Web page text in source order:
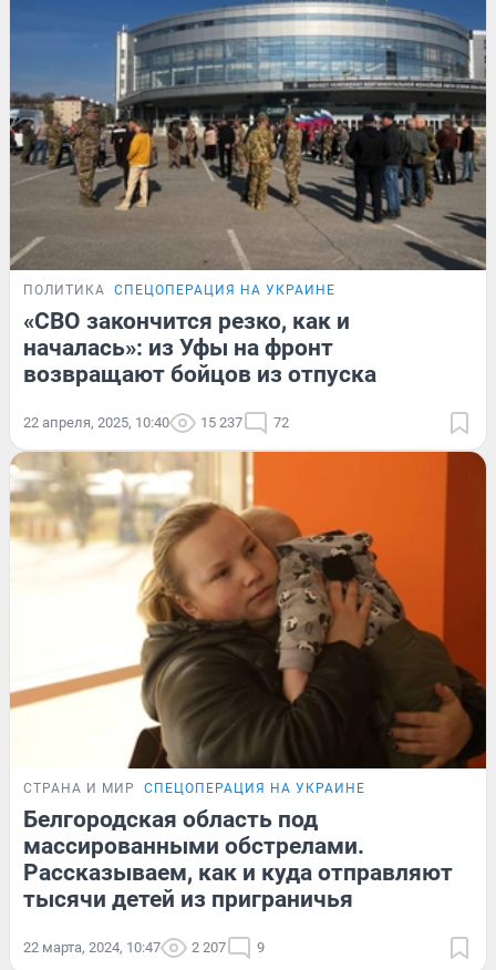
ПОЛИТИКА СПЕЦОПЕРАЦИЯ НА УКРАИНЕ
«СВО закончится резко, как и
началась»: из Уфы на фронт
возвращают бойцов из отпуска
22 апреля, 2025, 10:40 15 237 72
СТРАНА И МИР СПЕЦОПЕРАЦИЯ НА УКРАИНЕ
Белгородская область под
массированными обстрелами.
Рассказываем, как и куда отправляют
тысячи детей из приграничья
22 марта, 2024, 10:47 2 207 9